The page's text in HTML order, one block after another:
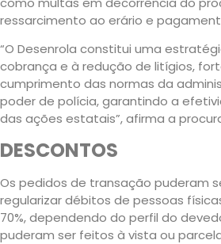
ressarcimento ao erário e
“O Desenrola constitui uma
cobrança e à redução de litígios,
cumprimento das normas da
poder de polícia, garantindo a
das ações estatais”, afirma a
DESCONTOS
Os pedidos de transação puderam
regularizar débitos de pessoas
70%, dependendo do perfil do
puderam ser feitos à vista ou